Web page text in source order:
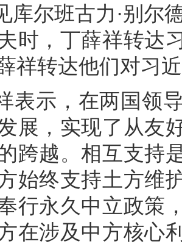
库尔班古力·别尔
时，丁薛祥转达
祥转达他们对习
表示，在两国领
展，实现了从友
跨越。相互支持
始终支持土方维
行永久中立政策
在涉及中方核心